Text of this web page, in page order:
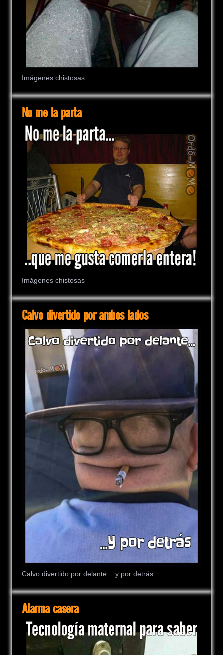
Imágenes chistosas
No me la parta
Imágenes chistosas
Calvo divertido por ambos lados
Calvo divertido por delante… y por detrás
Alarma casera